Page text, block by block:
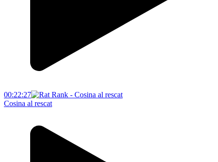
00:22:27
Cosina al rescat